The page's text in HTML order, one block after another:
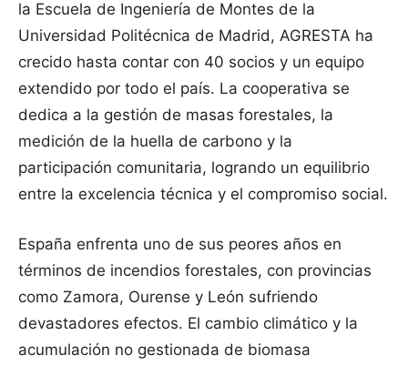
la Escuela de Ingeniería de Montes de la
Universidad Politécnica de Madrid, AGRESTA ha
crecido hasta contar con 40 socios y un equipo
extendido por todo el país. La cooperativa se
dedica a la gestión de masas forestales, la
medición de la huella de carbono y la
participación comunitaria, logrando un equilibrio
entre la excelencia técnica y el compromiso social.
España enfrenta uno de sus peores años en
términos de incendios forestales, con provincias
como Zamora, Ourense y León sufriendo
devastadores efectos. El cambio climático y la
acumulación no gestionada de biomasa